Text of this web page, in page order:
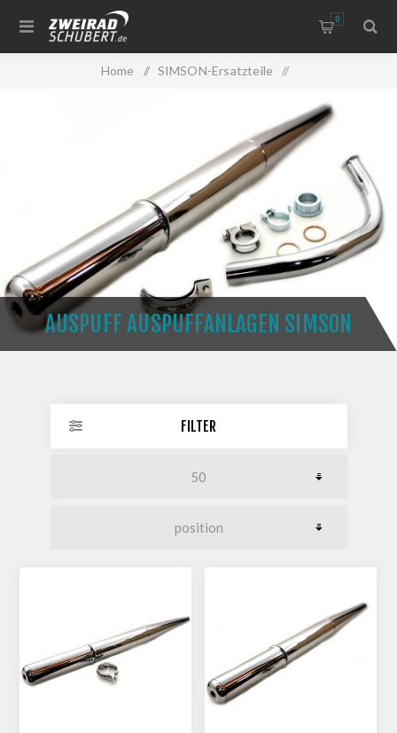
0
Home / SIMSON-Ersatzteile /
Auspuff Auspuffanlagen Simson
AUSPUFF AUSPUFFANLAGEN SIMSON
FILTER